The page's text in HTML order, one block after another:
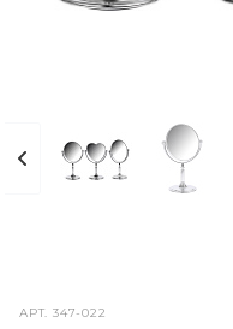
АРТ.347-022